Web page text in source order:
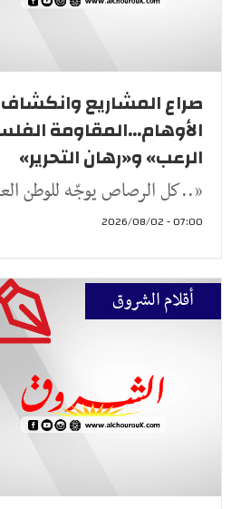
صراع المشاريع وانكشاف
الأوهام...المقاومة
الرعب» و«رهان التحرير»
«..كل الرصاص يوجّه للوطن
07:00 - 2026/08/02
أقلام الشروق